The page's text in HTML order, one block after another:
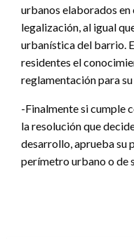
urbanos elaborados
legalización, al igual
urbanística del barrio.
residentes el
reglamentación para
-Finalmente si cumple
la resolución que
desarrollo, aprueba su
perímetro urbano o de